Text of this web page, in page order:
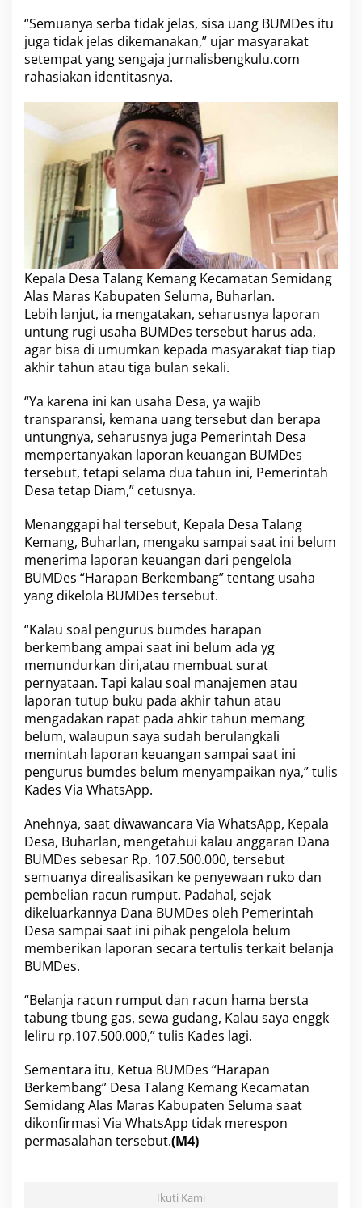
“Semuanya serba tidak jelas, sisa uang BUMDes itu
juga tidak jelas dikemanakan,” ujar masyarakat
setempat yang sengaja jurnalisbengkulu.com
rahasiakan identitasnya.
Kepala Desa Talang Kemang Kecamatan Semidang
Alas Maras Kabupaten Seluma, Buharlan.
Lebih lanjut, ia mengatakan, seharusnya laporan
untung rugi usaha BUMDes tersebut harus ada,
agar bisa di umumkan kepada masyarakat tiap tiap
akhir tahun atau tiga bulan sekali.
“Ya karena ini kan usaha Desa, ya wajib
transparansi, kemana uang tersebut dan berapa
untungnya, seharusnya juga Pemerintah Desa
mempertanyakan laporan keuangan BUMDes
tersebut, tetapi selama dua tahun ini, Pemerintah
Desa tetap Diam,” cetusnya.
Menanggapi hal tersebut, Kepala Desa Talang
Kemang, Buharlan, mengaku sampai saat ini belum
menerima laporan keuangan dari pengelola
BUMDes “Harapan Berkembang” tentang usaha
yang dikelola BUMDes tersebut.
“Kalau soal pengurus bumdes harapan
berkembang ampai saat ini belum ada yg
memundurkan diri,atau membuat surat
pernyataan. Tapi kalau soal manajemen atau
laporan tutup buku pada akhir tahun atau
mengadakan rapat pada ahkir tahun memang
belum, walaupun saya sudah berulangkali
memintah laporan keuangan sampai saat ini
pengurus bumdes belum menyampaikan nya,” tulis
Kades Via WhatsApp.
Anehnya, saat diwawancara Via WhatsApp, Kepala
Desa, Buharlan, mengetahui kalau anggaran Dana
BUMDes sebesar Rp. 107.500.000, tersebut
semuanya direalisasikan ke penyewaan ruko dan
pembelian racun rumput. Padahal, sejak
dikeluarkannya Dana BUMDes oleh Pemerintah
Desa sampai saat ini pihak pengelola belum
memberikan laporan secara tertulis terkait belanja
BUMDes.
“Belanja racun rumput dan racun hama bersta
tabung tbung gas, sewa gudang, Kalau saya enggk
leliru rp.107.500.000,” tulis Kades lagi.
Sementara itu, Ketua BUMDes “Harapan
Berkembang” Desa Talang Kemang Kecamatan
Semidang Alas Maras Kabupaten Seluma saat
dikonfirmasi Via WhatsApp tidak merespon
permasalahan tersebut.(M4)
Ikuti Kami